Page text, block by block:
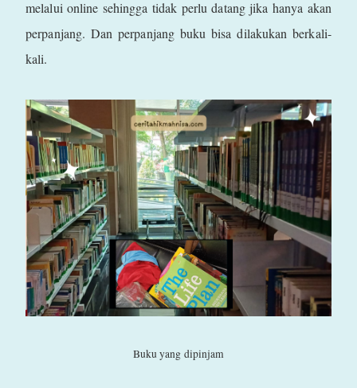
melalui online sehingga tidak perlu datang jika hanya akan
perpanjang. Dan perpanjang buku bisa dilakukan berkali-
kali.
Buku yang dipinjam